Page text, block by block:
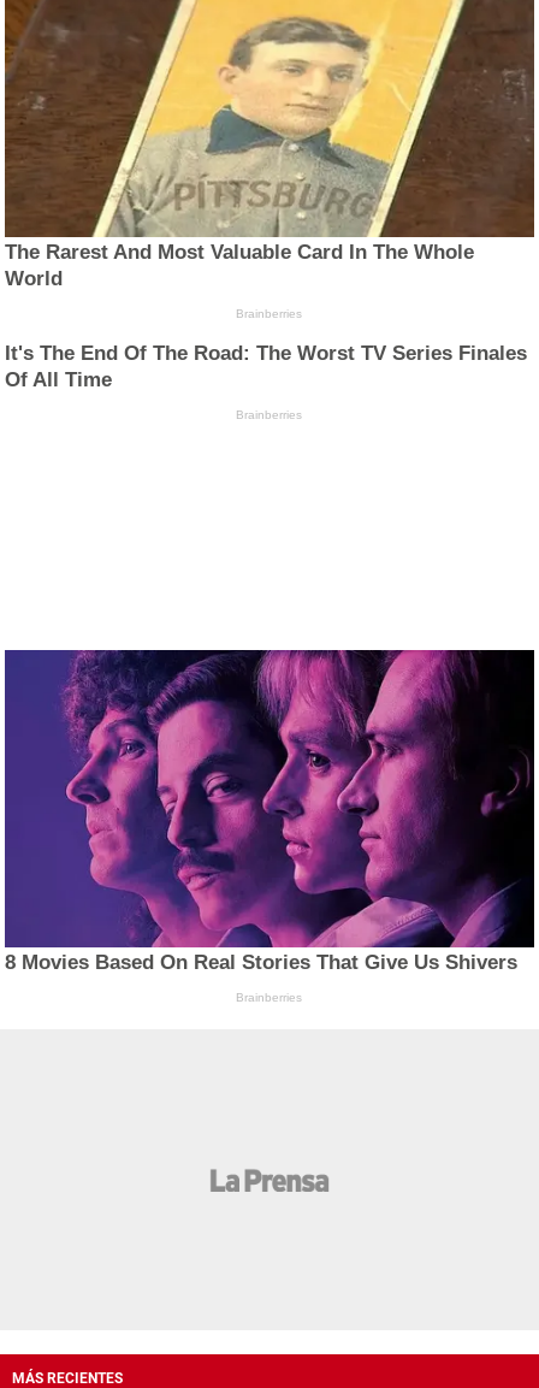
The Rarest And Most Valuable Card In The Whole
World
Brainberries
It's The End Of The Road: The Worst TV Series Finales
Of All Time
Brainberries
8 Movies Based On Real Stories That Give Us Shivers
Brainberries
MÁS RECIENTES